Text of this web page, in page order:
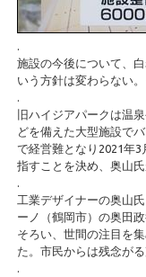
施設の今後について、
いう方針は変わらない
旧ハイジアパークは温
どを備えた大型施設で
で経営難となり2021年
指すことを決め、奥山
工業デザイナーの奥山
ーノ（鶴岡市）の奥田
そろい、世間の注目を
た。市民からは残念がる